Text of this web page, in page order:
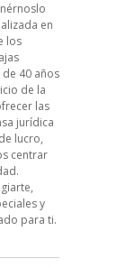
en
los
40 años
de la
las
jurídica
lucro,
centrar
y
para ti.